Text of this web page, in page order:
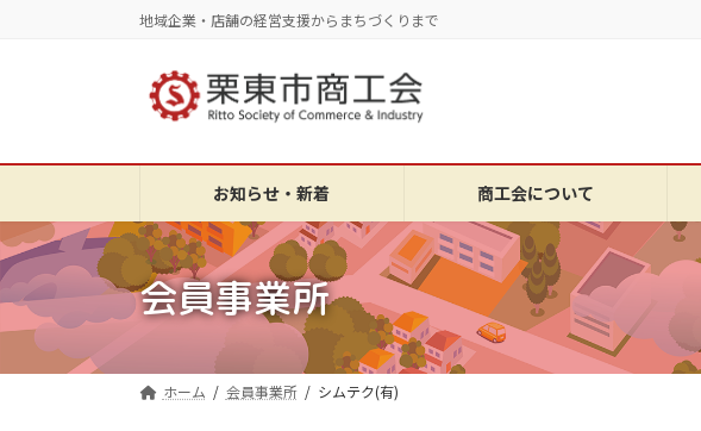
へ
ッ
プ
ョ
移
動
地域企業・店舗の経営支援からまちづくりまで
お知らせ・新着 商工会について
会員事業所
ホーム 会員事業所 シムテク(有)